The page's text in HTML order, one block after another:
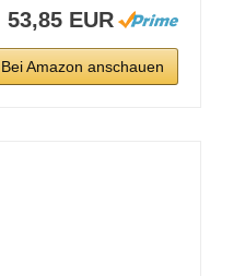
53,85 EUR
Bei Amazon anschauen